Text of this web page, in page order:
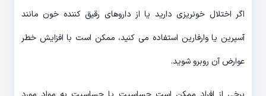
اگر اختلال خونریزی دارید یا از داروهای رقیق کننده خون مانند
آسپرین یا وارفارین استفاده می کنید، ممکن است با افزایش خطر
عوارض آن روبرو شوید.